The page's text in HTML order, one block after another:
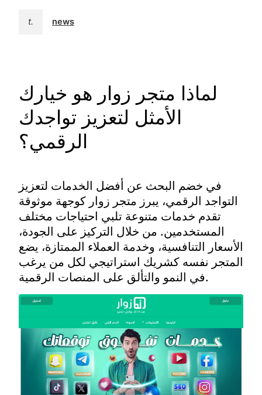
t. news
لماذا متجر زوار هو خيارك
الأمثل لتعزيز تواجدك
الرقمي؟
في خضم البحث عن أفضل الخدمات لتعزيز
التواجد الرقمي، يبرز متجر زوار كوجهة موثوقة
تقدم خدمات متنوعة تلبي احتياجات مختلف
المستخدمين. من خلال التركيز على الجودة،
الأسعار التنافسية، وخدمة العملاء الممتازة، يضع
المتجر نفسه كشريك استراتيجي لكل من يرغب
في النمو والتألق على المنصات الرقمية.